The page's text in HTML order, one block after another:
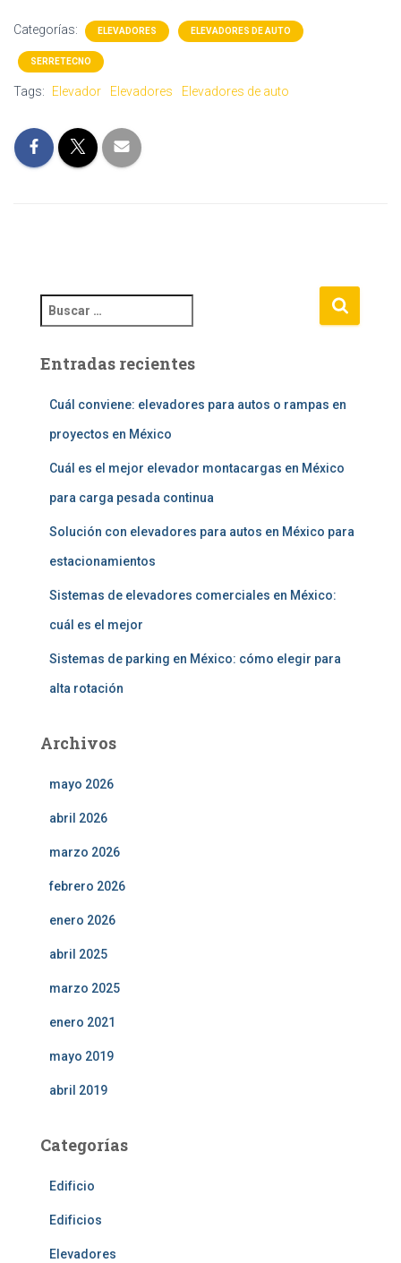
Categorías: ELEVADORES ELEVADORES DE AUTO
SERRETECNO
Tags: Elevador Elevadores Elevadores de auto
u
c
Entradas recientes
Cuál conviene: elevadores para autos o rampas en
proyectos en México
Cuál es el mejor elevador montacargas en México
para carga pesada continua
Solución con elevadores para autos en México para
estacionamientos
Sistemas de elevadores comerciales en México:
cuál es el mejor
Sistemas de parking en México: cómo elegir para
alta rotación
Archivos
mayo 2026
abril 2026
marzo 2026
febrero 2026
enero 2026
abril 2025
marzo 2025
enero 2021
mayo 2019
abril 2019
Categorías
Edificio
Edificios
Elevadores